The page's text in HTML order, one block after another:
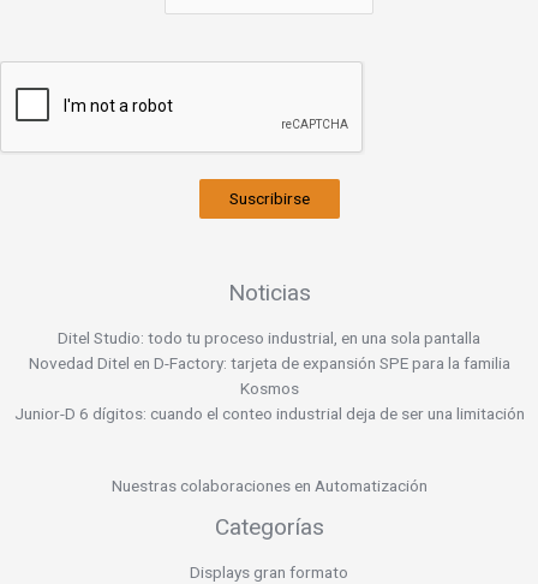
Suscribirse
Noticias
Ditel Studio: todo tu proceso industrial, en una sola pantalla
Novedad Ditel en D-Factory: tarjeta de expansión SPE para la familia
Kosmos
Junior-D 6 dígitos: cuando el conteo industrial deja de ser una limitación
Nuestras colaboraciones en Automatización
Categorías
Displays gran formato